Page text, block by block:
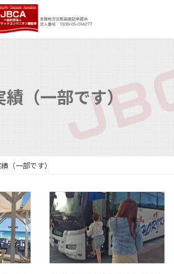
績（一部です）
（一部です）